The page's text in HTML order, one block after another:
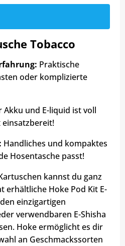
Tobacco
Praktische
oder komplizierte
Akku und E-liquid ist voll
Handliches und kompaktes
Hosentasche passt!
kannst du ganz
erhältliche Hoke Pod Kit E-
einzigartigen
verwendbaren E-Shisha
Hoke ermöglicht es dir
an Geschmackssorten